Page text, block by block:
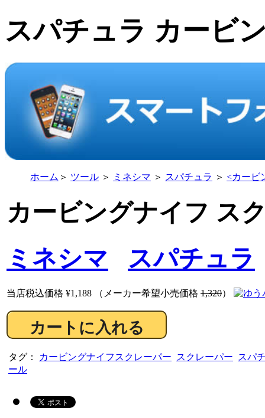
スパチュラ カービ
ホーム ＞ ツール ＞ ミネシマ ＞ スパチュラ ＞ <カービ
カービングナイフ ス
ミネシマ
スパチュラ
当店税込価格 ¥1,188 （メーカー希望小売価格 1,320）
タグ： カービングナイフスクレーパー スクレーパー
スパ
ール